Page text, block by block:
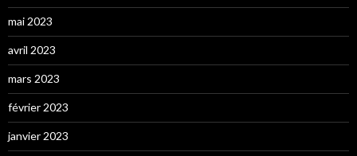
mai 2023
avril 2023
mars 2023
février 2023
janvier 2023